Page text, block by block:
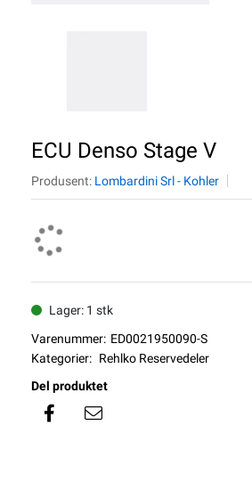
ECU Denso Stage V
Produsent: Lombardini Srl - Kohler
Lager: 1 stk
Varenummer: ED0021950090-S
Kategorier: Rehlko Reservedeler
Del produktet